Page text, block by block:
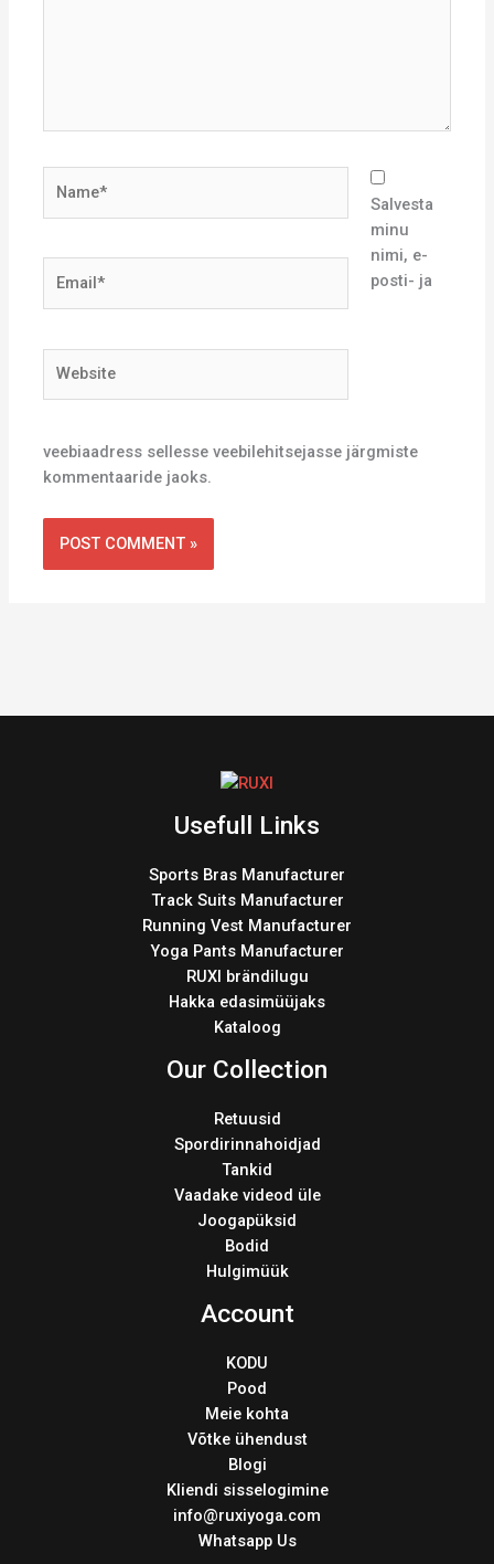
Salvesta
minu
nimi, e-
posti- ja
veebiaadress sellesse veebilehitsejasse järgmiste
kommentaaride jaoks.
Usefull Links
Sports Bras Manufacturer
Track Suits Manufacturer
Running Vest Manufacturer
Yoga Pants Manufacturer
RUXI brändilugu
Hakka edasimüüjaks
Kataloog
Our Collection
Retuusid
Spordirinnahoidjad
Tankid
Vaadake videod üle
Joogapüksid
Bodid
Hulgimüük
Account
KODU
Pood
Meie kohta
Võtke ühendust
Blogi
Kliendi sisselogimine
info@ruxiyoga.com
Whatsapp Us